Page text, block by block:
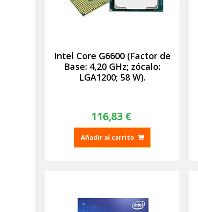
Intel Core G6600 (Factor de
Base: 4,20 GHz; zócalo:
LGA1200; 58 W).
116,83 €
Añadir al carrito